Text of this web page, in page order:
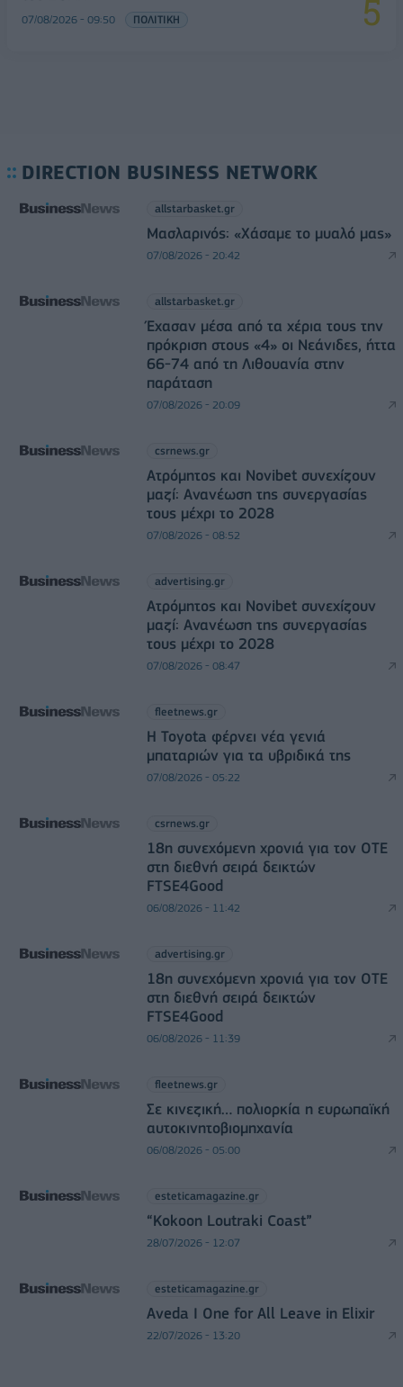
07/08/2026 - 09:50 ΠΟΛΙΤΙΚΗ
DIRECTION BUSINESS NETWORK
allstarbasket.gr
Μασλαρινός: «Χάσαμε το μυαλό μας»
07/08/2026 - 20:42
allstarbasket.gr
Έχασαν μέσα από τα χέρια τους την
πρόκριση στους «4» οι Νεάνιδες, ήττα
66-74 από τη Λιθουανία στην
παράταση
07/08/2026 - 20:09
csrnews.gr
Ατρόμητος και Novibet συνεχίζουν
μαζί: Ανανέωση της συνεργασίας
τους μέχρι το 2028
07/08/2026 - 08:52
advertising.gr
Ατρόμητος και Novibet συνεχίζουν
μαζί: Ανανέωση της συνεργασίας
τους μέχρι το 2028
07/08/2026 - 08:47
fleetnews.gr
Η Toyota φέρνει νέα γενιά
μπαταριών για τα υβριδικά της
07/08/2026 - 05:22
csrnews.gr
18η συνεχόμενη χρονιά για τον ΟΤΕ
στη διεθνή σειρά δεικτών
FTSE4Good
06/08/2026 - 11:42
advertising.gr
18η συνεχόμενη χρονιά για τον ΟΤΕ
στη διεθνή σειρά δεικτών
FTSE4Good
06/08/2026 - 11:39
fleetnews.gr
Σε κινεζική… πολιορκία η ευρωπαϊκή
αυτοκινητοβιομηχανία
06/08/2026 - 05:00
esteticamagazine.gr
“Kokoon Loutraki Coast”
28/07/2026 - 12:07
esteticamagazine.gr
Aveda I One for All Leave in Elixir
22/07/2026 - 13:20